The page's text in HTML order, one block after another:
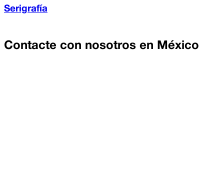
Serigrafía
Contacte con nosotros en México